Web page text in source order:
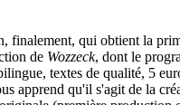
finalement, qui obtient la
de Wozzeck, dont le
textes de qualité, 5
apprend qu'il s'agit de la